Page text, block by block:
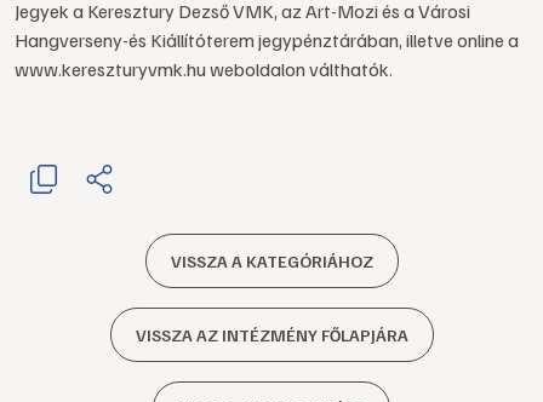
Jegyek a Keresztury Dezső VMK, az Art-Mozi és a Városi
Hangverseny-és Kiállítóterem jegypénztárában, illetve online a
www.kereszturyvmk.hu weboldalon válthatók.
VISSZA A KATEGÓRIÁHOZ
VISSZA AZ INTÉZMÉNY FŐLAPJÁRA